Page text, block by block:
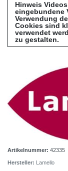
Hinweis
eingebundene
Verwendung
Cookies sind
verwendet
zu gestalten.
Artikelnummer: 42335
Hersteller: Lamello